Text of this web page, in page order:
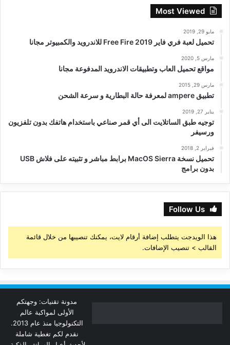
Most Viewed
مايو 29, 2019
تحميل لعبة فري فاير Free Fire 2019 للاندرويد والكمبيوتر مجانا
مارس 5, 2020
مواقع تحميل العاب وتطبيقات الاندرويد المدفوعة مجانا
مارس 29, 2015
تطبيق ampere لمعرفة حالة البطارية و سرعة الشحن
يناير 27, 2019
توجيه طبق الساتلايت الى أي قمر صناعي باستخدام هاتفك بدون تلفزيون
ورسيفر
فبراير 2, 2018
تحميل نسخة MacOS Sierra برابط مباشر و تثبيته على فلاش USB
بدون برامج
Follow Us
هذا الويدجت يتطلب إضافة أرقام لايت، يمكنك تنصيبها من خلال قائمة
القالب > تنصيب الإضافات.
مدونة تقنيات: وجهتكم
الأولى لمواكبة عالم
التكنولوجيا منذ عام 2013.
نقدم لكم تغطية شاملة